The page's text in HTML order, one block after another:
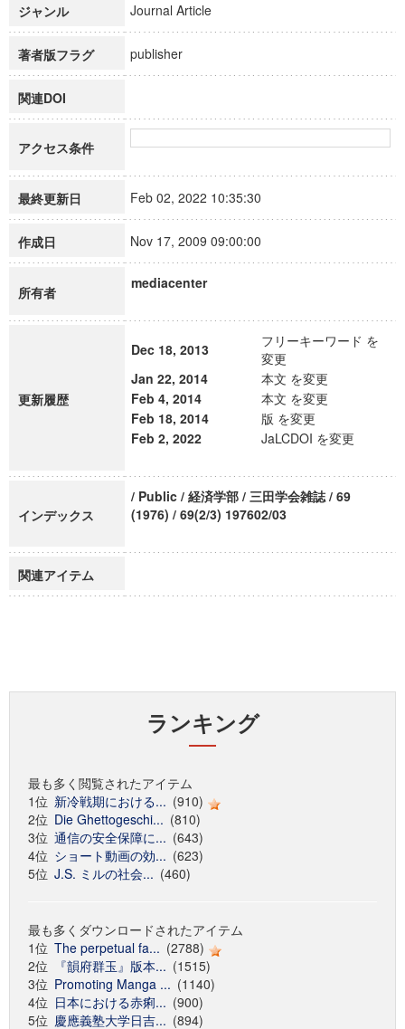
ジャンル Journal Article
著者版フラグ publisher
関連DOI
アクセス条件
最終更新日 Feb 02, 2022 10:35:30
作成日 Nov 17, 2009 09:00:00
所有者
mediacenter
更新履歴
Dec 18, 2013
フリーキーワード を
変更
Jan 22, 2014
本文 を変更
Feb 4, 2014
本文 を変更
Feb 18, 2014
版 を変更
Feb 2, 2022
JaLCDOI を変更
インデックス
/ Public / 経済学部 / 三田学会雑誌 / 69
(1976) / 69(2/3) 197602/03
関連アイテム
ランキング
最も多く閲覧されたアイテム
1位 新冷戦期における... (910)
2位 Die Ghettogeschi... (810)
3位 通信の安全保障に... (643)
4位 ショート動画の効... (623)
5位 J.S. ミルの社会... (460)
最も多くダウンロードされたアイテム
1位 The perpetual fa... (2788)
2位
『韻府群玉』版本... (1515)
3位 Promoting Manga ... (1140)
4位 日本における赤痢... (900)
5位 慶應義塾大学日吉... (894)